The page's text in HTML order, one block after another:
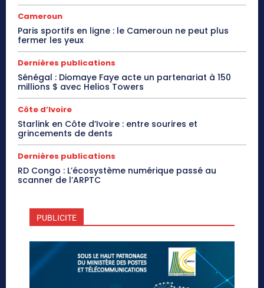
Cameroun
Paris sportifs en ligne : le Cameroun ne peut plus
fermer les yeux
Dernières publications
Sénégal : Diomaye Faye acte un partenariat à 150
millions $ avec Helios Towers
Côte d’Ivoire
Starlink en Côte d’Ivoire : entre sourires et
grincements de dents
Dernières publications
RD Congo : L’écosystème numérique passé au
scanner de l’ARPTC
PUBLICITE